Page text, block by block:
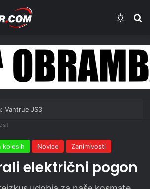
Vantrue JS3
kolesih Novice Zanimivosti
električni pogon